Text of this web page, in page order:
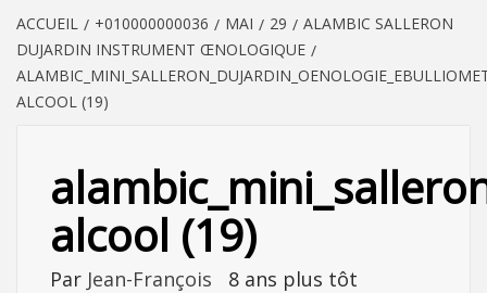
ACCUEIL +010000000036 MAI 29
ALAMBIC SALLERON
DUJARDIN INSTRUMENT ŒNOLOGIQUE
ALCOOL (19)
alcool (19)
Par Jean-François 8 ans plus tôt